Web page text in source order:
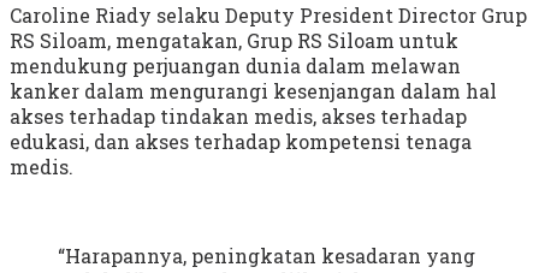
Caroline Riady selaku Deputy President Director Grup
RS Siloam, mengatakan, Grup RS Siloam untuk
mendukung perjuangan dunia dalam melawan
kanker dalam mengurangi kesenjangan dalam hal
akses terhadap tindakan medis, akses terhadap
edukasi, dan akses terhadap kompetensi tenaga
medis.
“Harapannya, peningkatan kesadaran yang